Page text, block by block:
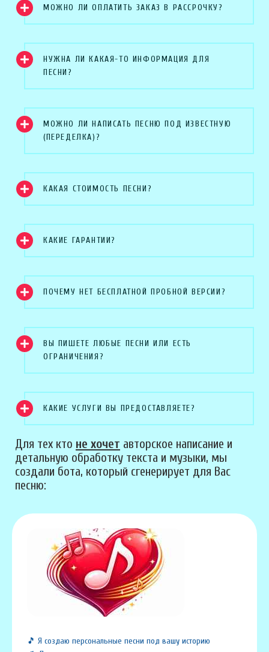
МОЖНО ЛИ ОПЛАТИТЬ ЗАКАЗ В РАССРОЧКУ?
НУЖНА ЛИ КАКАЯ-ТО ИНФОРМАЦИЯ ДЛЯ
ПЕСНИ?
МОЖНО ЛИ НАПИСАТЬ ПЕСНЮ ПОД ИЗВЕСТНУЮ
(ПЕРЕДЕЛКА)?
КАКАЯ СТОИМОСТЬ ПЕСНИ?
КАКИЕ ГАРАНТИИ?
ПОЧЕМУ НЕТ БЕСПЛАТНОЙ ПРОБНОЙ ВЕРСИИ?
ВЫ ПИШЕТЕ ЛЮБЫЕ ПЕСНИ ИЛИ ЕСТЬ
ОГРАНИЧЕНИЯ?
КАКИЕ УСЛУГИ ВЫ ПРЕДОСТАВЛЯЕТЕ?
Для тех кто не хочет авторское написание и
детальную обработку текста и музыки, мы
создали бота, который сгенерирует для Вас
песню:
🎵 Я создаю персональные песни под вашу историю